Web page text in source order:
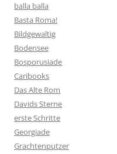
balla balla
Basta Roma!
Bildgewaltig
Bodensee
Bosporusiade
Caribooks
Das Alte Rom
Davids Sterne
erste Schritte
Georgiade
Grachtenputzer